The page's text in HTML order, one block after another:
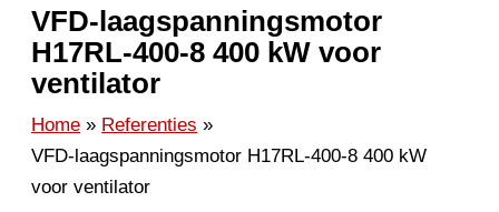
VFD-laagspanningsmotor
H17RL-400-8 400 kW voor
ventilator
Home
Referenties
VFD-laagspanningsmotor H17RL-400-8 400 kW
voor ventilator